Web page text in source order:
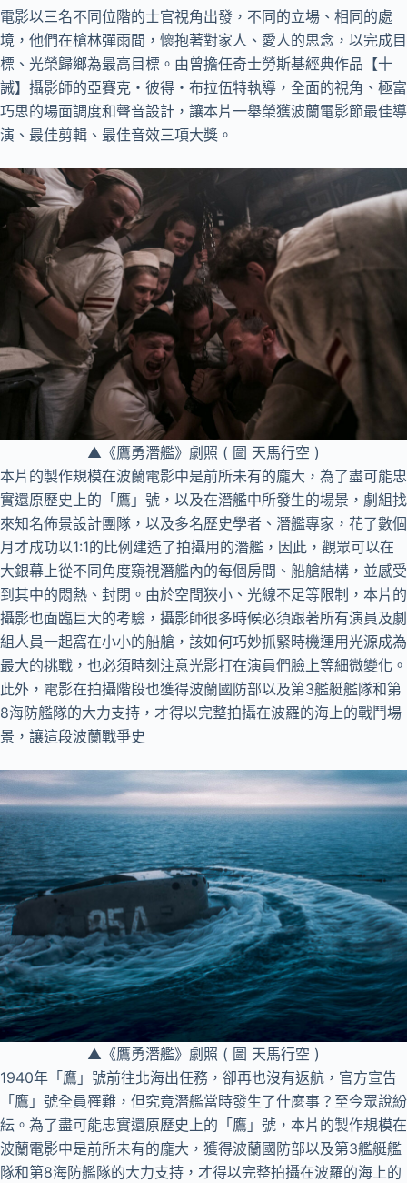
電影以三名不同位階的士官視角出發，不同的立場、相同的處
境，他們在槍林彈雨間，懷抱著對家人、愛人的思念，以完成目
標、光榮歸鄉為最高目標。由曾擔任奇士勞斯基經典作品【十
誡】攝影師的亞賽克・彼得・布拉伍特執導，全面的視角、極富
巧思的場面調度和聲音設計，讓本片一舉榮獲波蘭電影節最佳導
演、最佳剪輯、最佳音效三項大獎。
▲《鷹勇潛艦》劇照 ( 圖 天馬行空 )
本片的製作規模在波蘭電影中是前所未有的龐大，為了盡可能忠
實還原歷史上的「鷹」號，以及在潛艦中所發生的場景，劇組找
來知名佈景設計團隊，以及多名歷史學者、潛艦專家，花了數個
月才成功以1:1的比例建造了拍攝用的潛艦，因此，觀眾可以在
大銀幕上從不同角度窺視潛艦內的每個房間、船艙結構，並感受
到其中的悶熱、封閉。由於空間狹小、光線不足等限制，本片的
攝影也面臨巨大的考驗，攝影師很多時候必須跟著所有演員及劇
組人員一起窩在小小的船艙，該如何巧妙抓緊時機運用光源成為
最大的挑戰，也必須時刻注意光影打在演員們臉上等細微變化。
此外，電影在拍攝階段也獲得波蘭國防部以及第3艦艇艦隊和第
8海防艦隊的大力支持，才得以完整拍攝在波羅的海上的戰鬥場
景，讓這段波蘭戰爭史
▲《鷹勇潛艦》劇照 ( 圖 天馬行空 )
1940年「鷹」號前往北海出任務，卻再也沒有返航，官方宣告
「鷹」號全員罹難，但究竟潛艦當時發生了什麼事？至今眾說紛
紜。為了盡可能忠實還原歷史上的「鷹」號，本片的製作規模在
波蘭電影中是前所未有的龐大，獲得波蘭國防部以及第3艦艇艦
隊和第8海防艦隊的大力支持，才得以完整拍攝在波羅的海上的